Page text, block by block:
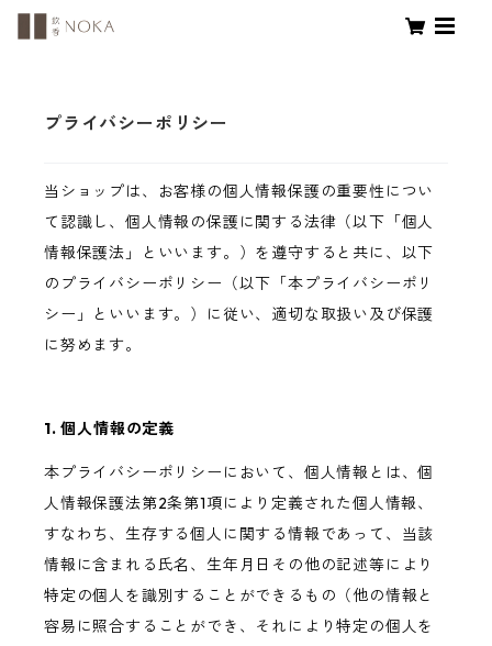
プライバシーポリシー
当ショップは、お客様の個人情報保護の重要性につい
て認識し、個人情報の保護に関する法律（以下「個人
情報保護法」といいます。）を遵守すると共に、以下
のプライバシーポリシー（以下「本プライバシーポリ
シー」といいます。）に従い、適切な取扱い及び保護
に努めます。
1. 個人情報の定義
本プライバシーポリシーにおいて、個人情報とは、個
人情報保護法第2条第1項により定義された個人情報、
すなわち、生存する個人に関する情報であって、当該
情報に含まれる氏名、生年月日その他の記述等により
特定の個人を識別することができるもの（他の情報と
容易に照合することができ、それにより特定の個人を